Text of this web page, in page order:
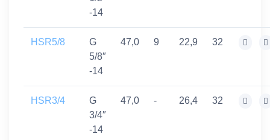
-14
HSR5/8
G
5/8″
-14
47,0 9 22,9 32
HSR3/4
G
3/4″
-14
47,0 - 26,4 32